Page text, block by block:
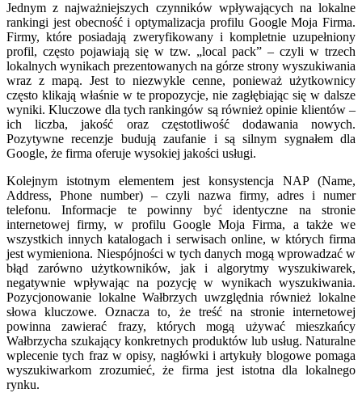
Jednym z najważniejszych czynników wpływających na lokalne
rankingi jest obecność i optymalizacja profilu Google Moja Firma.
Firmy, które posiadają zweryfikowany i kompletnie uzupełniony
profil, często pojawiają się w tzw. „local pack” – czyli w trzech
lokalnych wynikach prezentowanych na górze strony wyszukiwania
wraz z mapą. Jest to niezwykle cenne, ponieważ użytkownicy
często klikają właśnie w te propozycje, nie zagłębiając się w dalsze
wyniki. Kluczowe dla tych rankingów są również opinie klientów –
ich liczba, jakość oraz częstotliwość dodawania nowych.
Pozytywne recenzje budują zaufanie i są silnym sygnałem dla
Google, że firma oferuje wysokiej jakości usługi.
Kolejnym istotnym elementem jest konsystencja NAP (Name,
Address, Phone number) – czyli nazwa firmy, adres i numer
telefonu. Informacje te powinny być identyczne na stronie
internetowej firmy, w profilu Google Moja Firma, a także we
wszystkich innych katalogach i serwisach online, w których firma
jest wymieniona. Niespójności w tych danych mogą wprowadzać w
błąd zarówno użytkowników, jak i algorytmy wyszukiwarek,
negatywnie wpływając na pozycję w wynikach wyszukiwania.
Pozycjonowanie lokalne Wałbrzych uwzględnia również lokalne
słowa kluczowe. Oznacza to, że treść na stronie internetowej
powinna zawierać frazy, których mogą używać mieszkańcy
Wałbrzycha szukający konkretnych produktów lub usług. Naturalne
wplecenie tych fraz w opisy, nagłówki i artykuły blogowe pomaga
wyszukiwarkom zrozumieć, że firma jest istotna dla lokalnego
rynku.